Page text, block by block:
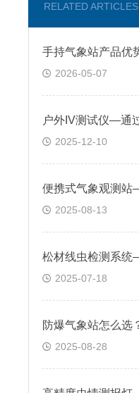
RELATED ARTICLES
2026-05-07
2025-12-10
2025-08-13
2025-07-18
2025-08-28